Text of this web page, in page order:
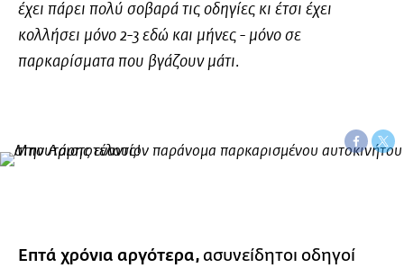
έχει πάρει πολύ σοβαρά τις οδηγίες κι έτσι έχει
κολλήσει μόνο 2-3 εδώ και μήνες - μόνο σε
παρκαρίσματα που βγάζουν μάτι.
Επτά χρόνια αργότερα, ασυνείδητοι οδηγοί